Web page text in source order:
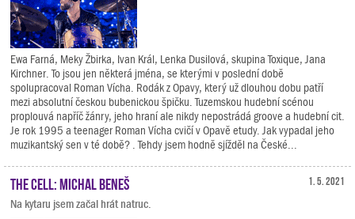
Ewa Farná, Meky Žbirka, Ivan Král, Lenka Dusilová, skupina Toxique, Jana
Kirchner. To jsou jen některá jména, se kterými v poslední době
spolupracoval Roman Vícha. Rodák z Opavy, který už dlouhou dobu patří
mezi absolutní českou bubenickou špičku. Tuzemskou hudební scénou
proplouvá napříč žánry, jeho hraní ale nikdy nepostrádá groove a hudební cit.
Je rok 1995 a teenager Roman Vícha cvičí v Opavě etudy. Jak vypadal jeho
muzikantský sen v té době? . Tehdy jsem hodně sjížděl na České...
1. 5. 2021
The Cell: Michal Beneš
Na kytaru jsem začal hrát natruc.